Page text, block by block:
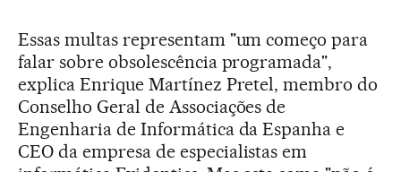
Essas multas representam "um começo para
falar sobre obsolescência programada",
explica Enrique Martínez Pretel, membro do
Conselho Geral de Associações de
Engenharia de Informática da Espanha e
CEO da empresa de especialistas em